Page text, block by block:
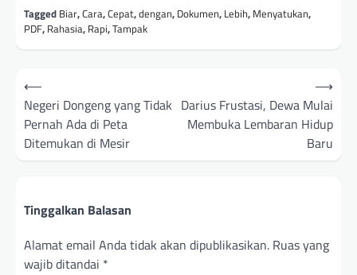
Tagged Biar,Cara,Cepat,dengan, Dokumen, Lebih, Menyatukan,
PDF, Rahasia, Rapi,Tampak
Navigasi
pos
⟵
Negeri Dongeng yang Tidak
Pernah Ada di Peta
Ditemukan di Mesir
Darius Frustasi, Dewa Mulai
Membuka Lembaran Hidup
Baru
⟶
Tinggalkan Balasan
Alamat email Anda tidak akan dipublikasikan. Ruas yang
wajib ditandai *